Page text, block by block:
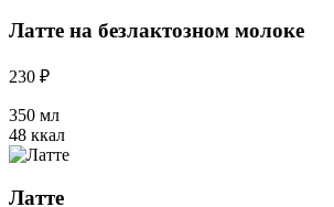
Латте на безлактозном молоке
230 ₽
350 мл
48 ккал
Латте